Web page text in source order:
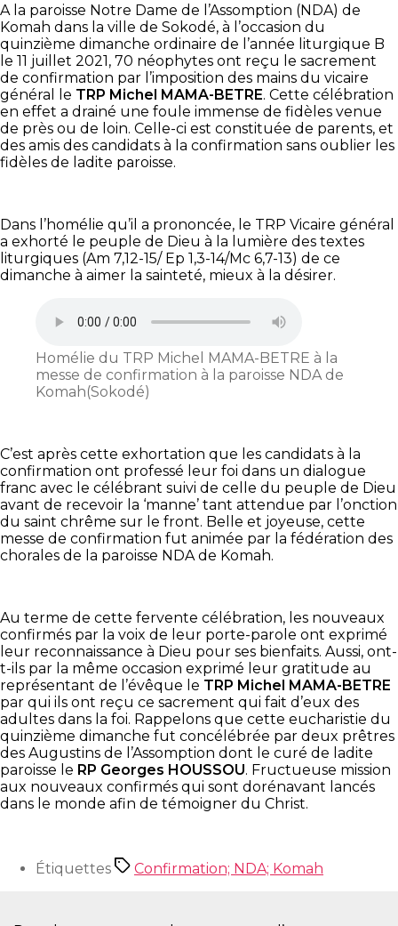
A la paroisse Notre Dame de l’Assomption (NDA) de
Komah dans la ville de Sokodé, à l’occasion du
quinzième dimanche ordinaire de l’année liturgique B
le 11 juillet 2021, 70 néophytes ont reçu le sacrement
de confirmation par l’imposition des mains du vicaire
général le TRP Michel MAMA-BETRE. Cette célébration
en effet a drainé une foule immense de fidèles venue
de près ou de loin. Celle-ci est constituée de parents, et
des amis des candidats à la confirmation sans oublier les
fidèles de ladite paroisse.
Dans l’homélie qu’il a prononcée, le TRP Vicaire général
a exhorté le peuple de Dieu à la lumière des textes
liturgiques (Am 7,12-15/ Ep 1,3-14/Mc 6,7-13) de ce
dimanche à aimer la sainteté, mieux à la désirer.
Homélie du TRP Michel MAMA-BETRE à la
messe de confirmation à la paroisse NDA de
Komah(Sokodé)
C’est après cette exhortation que les candidats à la
confirmation ont professé leur foi dans un dialogue
franc avec le célébrant suivi de celle du peuple de Dieu
avant de recevoir la ‘manne’ tant attendue par l’onction
du saint chrême sur le front. Belle et joyeuse, cette
messe de confirmation fut animée par la fédération des
chorales de la paroisse NDA de Komah.
Au terme de cette fervente célébration, les nouveaux
confirmés par la voix de leur porte-parole ont exprimé
leur reconnaissance à Dieu pour ses bienfaits. Aussi, ont-
t-ils par la même occasion exprimé leur gratitude au
représentant de l’évêque le TRP Michel MAMA-BETRE
par qui ils ont reçu ce sacrement qui fait d’eux des
adultes dans la foi. Rappelons que cette eucharistie du
quinzième dimanche fut concélébrée par deux prêtres
des Augustins de l’Assomption dont le curé de ladite
paroisse le RP Georges HOUSSOU. Fructueuse mission
aux nouveaux confirmés qui sont dorénavant lancés
dans le monde afin de témoigner du Christ.
Étiquettes Confirmation; NDA; Komah